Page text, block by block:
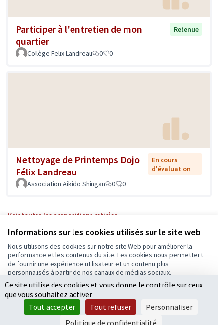
Informations sur les cookies utilisés sur le site web
Nous utilisons des cookies sur notre site Web pour améliorer la
performance et les contenus du site. Les cookies nous permettent
de fournir une expérience utilisateur et un contenu plus
personnalisés à partir de nos canaux de médias sociaux.
Tout accepter
Accepter seulement les cookies essentiels
Paramètres
Participer à l'entretien de mon
quartier
Retenue
Collège Felix Landreau 0 0
Nettoyage de Printemps Dojo
Félix Landreau
En cours
d'évaluation
Association Aikido Shingan
0 0
Voir toutes les propositions retirées
Conditions d'utilisation
Paramètres des cookies
Ecrivons Angers sur X
(Lien externe)
Ecrivons Angers sur Facebook
(Lien externe)
logiciel libre Decidim .
Licence
(Lien
Ce site utilise des cookies et vous donne le contrôle sur ceux
que vous souhaitez activer
Tout accepter
Tout refuser
Personnaliser
Politique de confidentialité